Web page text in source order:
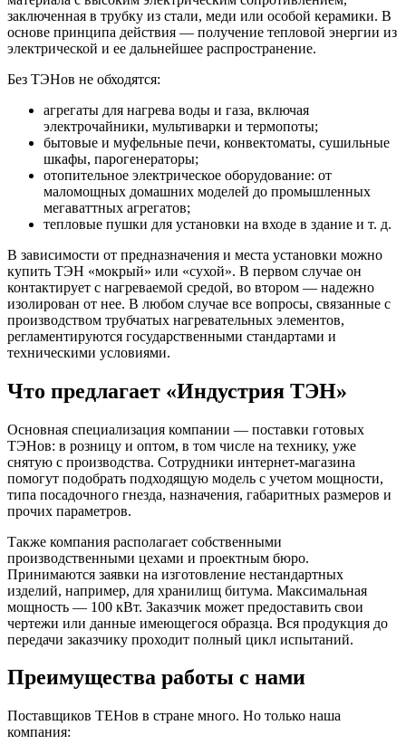
заключенная в трубку из стали, меди или особой керамики. В
основе принципа действия — получение тепловой энергии из
электрической и ее дальнейшее распространение.
Без ТЭНов не обходятся:
агрегаты для нагрева воды и газа, включая
электрочайники, мультиварки и термопоты;
бытовые и муфельные печи, конвектоматы, сушильные
шкафы, парогенераторы;
отопительное электрическое оборудование: от
маломощных домашних моделей до промышленных
мегаваттных агрегатов;
тепловые пушки для установки на входе в здание и т. д.
В зависимости от предназначения и места установки можно
купить ТЭН «мокрый» или «сухой». В первом случае он
контактирует с нагреваемой средой, во втором — надежно
изолирован от нее. В любом случае все вопросы, связанные с
производством трубчатых нагревательных элементов,
регламентируются государственными стандартами и
техническими условиями.
Что предлагает «Индустрия ТЭН»
Основная специализация компании — поставки готовых
ТЭНов: в розницу и оптом, в том числе на технику, уже
снятую с производства. Сотрудники интернет-магазина
помогут подобрать подходящую модель с учетом мощности,
типа посадочного гнезда, назначения, габаритных размеров и
прочих параметров.
Также компания располагает собственными
производственными цехами и проектным бюро.
Принимаются заявки на изготовление нестандартных
изделий, например, для хранилищ битума. Максимальная
мощность — 100 кВт. Заказчик может предоставить свои
чертежи или данные имеющегося образца. Вся продукция до
передачи заказчику проходит полный цикл испытаний.
Преимущества работы с нами
Поставщиков ТЕНов в стране много. Но только наша
компания: